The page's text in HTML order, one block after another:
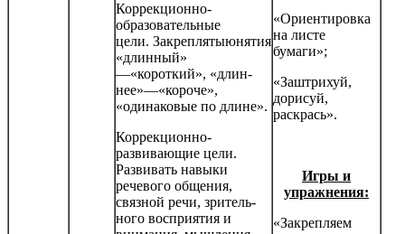
Коррекционно-
образовательные
цели. Закреплятыюнятия
«длинный»
—«короткий», «длин­
нее»—«короче»,
«одинаковые по длине».
Коррекционно-
развивающие цели.
Развивать навыки
речевого общения,
связной речи, зритель­
ного восприятия и
«Ориентировка
на листе
бумаги»;
«Заштрихуй,
дорисуй,
раскрась».
Игры и
упражнения:
«Закрепляем